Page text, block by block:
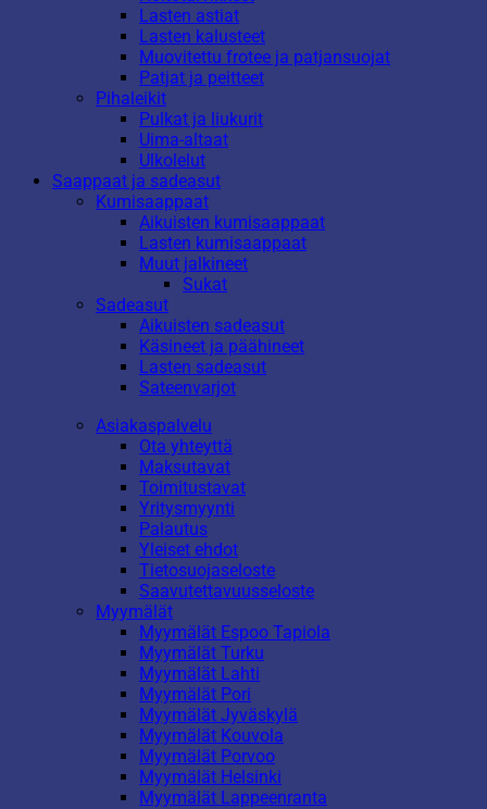
Lasten astiat
Lasten kalusteet
Muovitettu frotee ja patjansuojat
Patjat ja peitteet
Pihaleikit
Pulkat ja liukurit
Uima-altaat
Ulkolelut
Saappaat ja sadeasut
Kumisaappaat
Aikuisten kumisaappaat
Lasten kumisaappaat
Muut jalkineet
Sukat
Sadeasut
Aikuisten sadeasut
Käsineet ja päähineet
Lasten sadeasut
Sateenvarjot
Asiakaspalvelu
Ota yhteyttä
Maksutavat
Toimitustavat
Yritysmyynti
Palautus
Yleiset ehdot
Tietosuojaseloste
Saavutettavuusseloste
Myymälät
Myymälät Espoo Tapiola
Myymälät Turku
Myymälät Lahti
Myymälät Pori
Myymälät Jyväskylä
Myymälät Kouvola
Myymälät Porvoo
Myymälät Helsinki
Myymälät Lappeenranta